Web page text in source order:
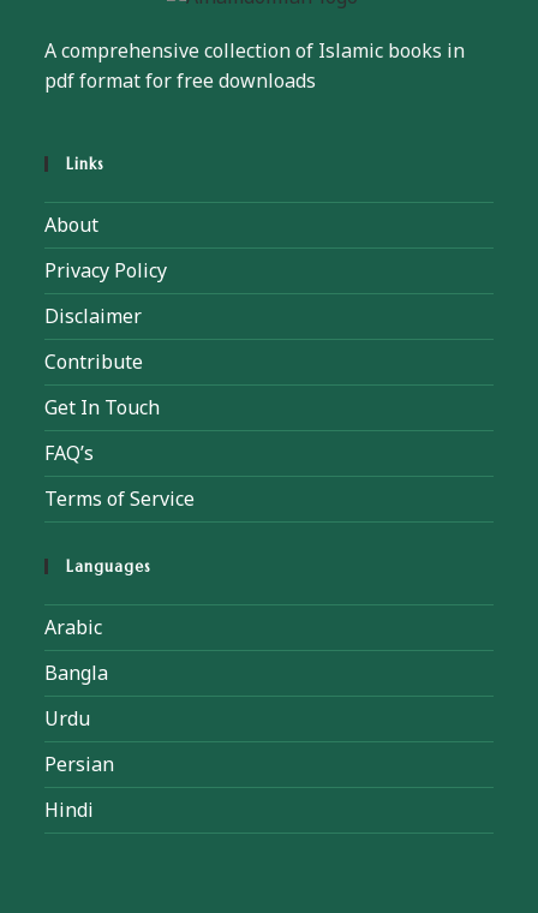
A comprehensive collection of Islamic books in
pdf format for free downloads
Links
About
Privacy Policy
Disclaimer
Contribute
Get In Touch
FAQ’s
Terms of Service
Languages
Arabic
Bangla
Urdu
Persian
Hindi